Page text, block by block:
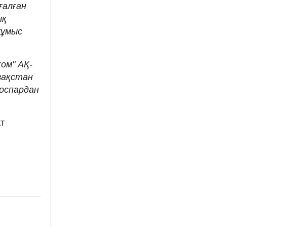
АҚ-